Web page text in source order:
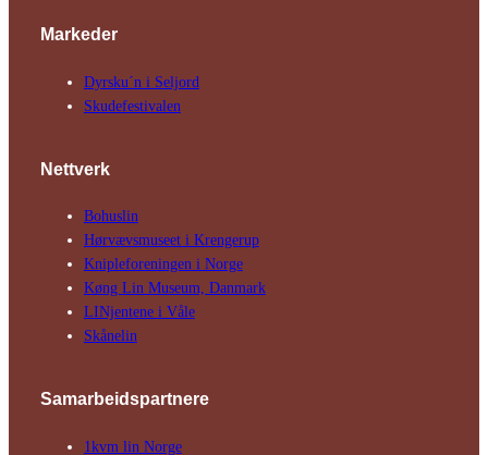
Markeder
Dyrsku´n i Seljord
Skude­fes­tivalen
Nettverk
Bohuslin
Hørvævs­museet i Krengerup
Kniple­foreningen i Norge
Køng Lin Museum, Danmark
LINjentene i Våle
Skånelin
Samarbeids­partnere
1kvm lin Norge